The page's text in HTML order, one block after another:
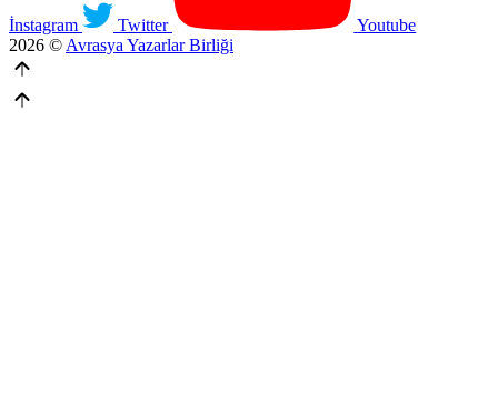
İnstagram Twitter
Youtube
2026 ©Avrasya Yazarlar Birliği